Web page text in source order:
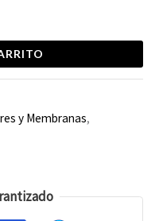
y Membranas,